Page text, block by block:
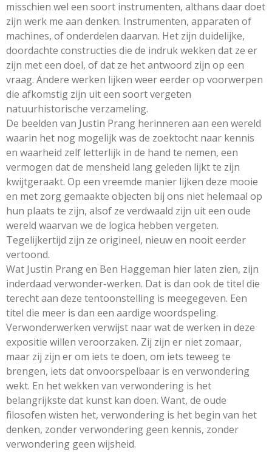
misschien wel een soort instrumenten, althans daar doet
zijn werk me aan denken. Instrumenten, apparaten of
machines, of onderdelen daarvan. Het zijn duidelijke,
doordachte constructies die de indruk wekken dat ze er
zijn met een doel, of dat ze het antwoord zijn op een
vraag. Andere werken lijken weer eerder op voorwerpen
die afkomstig zijn uit een soort vergeten
natuurhistorische verzameling.
De beelden van Justin Prang herinneren aan een wereld
waarin het nog mogelijk was de zoektocht naar kennis
en waarheid zelf letterlijk in de hand te nemen, een
vermogen dat de mensheid lang geleden lijkt te zijn
kwijtgeraakt. Op een vreemde manier lijken deze mooie
en met zorg gemaakte objecten bij ons niet helemaal op
hun plaats te zijn, alsof ze verdwaald zijn uit een oude
wereld waarvan we de logica hebben vergeten.
Tegelijkertijd zijn ze origineel, nieuw en nooit eerder
vertoond.
Wat Justin Prang en Ben Haggeman hier laten zien, zijn
inderdaad verwonder-werken. Dat is dan ook de titel die
terecht aan deze tentoonstelling is meegegeven. Een
titel die meer is dan een aardige woordspeling.
Verwonderwerken verwijst naar wat de werken in deze
expositie willen veroorzaken. Zij zijn er niet zomaar,
maar zij zijn er om iets te doen, om iets teweeg te
brengen, iets dat onvoorspelbaar is en verwondering
wekt. En het wekken van verwondering is het
belangrijkste dat kunst kan doen. Want, de oude
filosofen wisten het, verwondering is het begin van het
denken, zonder verwondering geen kennis, zonder
verwondering geen wijsheid.